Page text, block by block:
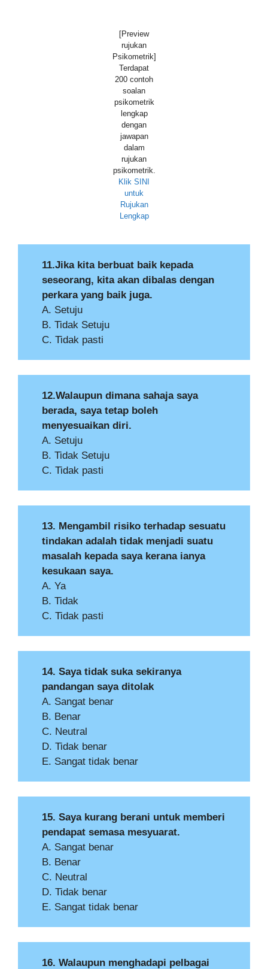
[Preview
rujukan
Psikometrik]
Terdapat
200 contoh
soalan
psikometrik
lengkap
dengan
jawapan
dalam
rujukan
psikometrik.
Klik SINI
untuk
Rujukan
Lengkap
11.Jika kita berbuat baik kepada
seseorang, kita akan dibalas dengan
perkara yang baik juga.
A. Setuju
B. Tidak Setuju
C. Tidak pasti
12.Walaupun dimana sahaja saya
berada, saya tetap boleh
menyesuaikan diri.
A. Setuju
B. Tidak Setuju
C. Tidak pasti
13. Mengambil risiko terhadap sesuatu
tindakan adalah tidak menjadi suatu
masalah kepada saya kerana ianya
kesukaan saya.
A. Ya
B. Tidak
C. Tidak pasti
14. Saya tidak suka sekiranya
pandangan saya ditolak
A. Sangat benar
B. Benar
C. Neutral
D. Tidak benar
E. Sangat tidak benar
15. Saya kurang berani untuk memberi
pendapat semasa mesyuarat.
A. Sangat benar
B. Benar
C. Neutral
D. Tidak benar
E. Sangat tidak benar
16. Walaupun menghadapi pelbagai